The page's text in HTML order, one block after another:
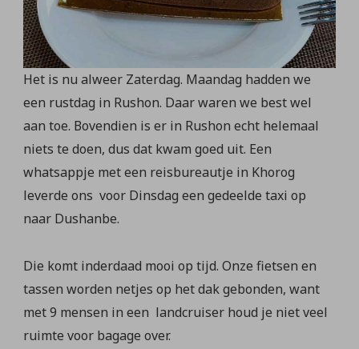
Het is nu alweer Zaterdag. Maandag hadden we
een rustdag in Rushon. Daar waren we best wel
aan toe. Bovendien is er in Rushon echt helemaal
niets te doen, dus dat kwam goed uit. Een
whatsappje met een reisbureautje in Khorog
leverde ons voor Dinsdag een gedeelde taxi op
naar Dushanbe.
Die komt inderdaad mooi op tijd. Onze fietsen en
tassen worden netjes op het dak gebonden, want
met 9 mensen in een landcruiser houd je niet veel
ruimte voor bagage over.